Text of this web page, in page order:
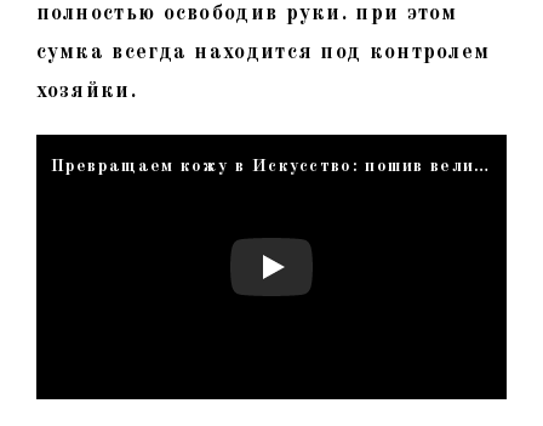
полностью освободив руки. при этом
сумка всегда находится под контролем
хозяйки.
Превращаем кожу в Искусство: пошив великолепной сумки Белита 03 – Научитесь этому Мастерству!